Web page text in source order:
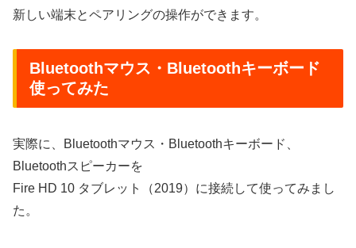
新しい端末とペアリングの操作ができます。
Bluetoothマウス・Bluetoothキーボード
使ってみた
実際に、Bluetoothマウス・Bluetoothキーボード、
Bluetoothスピーカーを
Fire HD 10 タブレット（2019）に接続して使ってみまし
た。